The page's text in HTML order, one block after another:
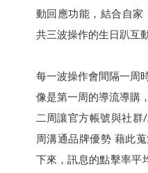
動回應功能，結合自家
共三波操作的生日趴互
每一波操作會間隔一周
像是第一周的導流導購
二周讓官方帳號與社群
周溝通品牌優勢 藉此
下來，訊息的點擊率平